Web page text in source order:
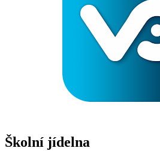
Školní jídelna